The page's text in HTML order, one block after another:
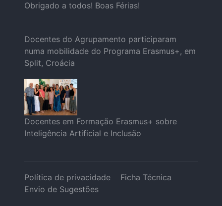
Obrigado a todos! Boas Férias!
Docentes do Agrupamento participaram
numa mobilidade do Programa Erasmus+, em
Split, Croácia
Docentes em Formação Erasmus+ sobre
Inteligência Artificial e Inclusão
Política de privacidade
Ficha Técnica
Envio de Sugestões